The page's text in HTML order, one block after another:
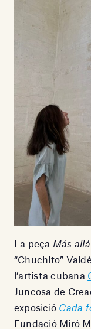
La peça Más
“Chuchito”
l’artista cubana
Juncosa de
exposició Cada
Fundació Miró